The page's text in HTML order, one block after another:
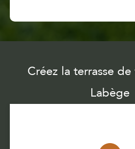
Créez la terrasse de
Labège